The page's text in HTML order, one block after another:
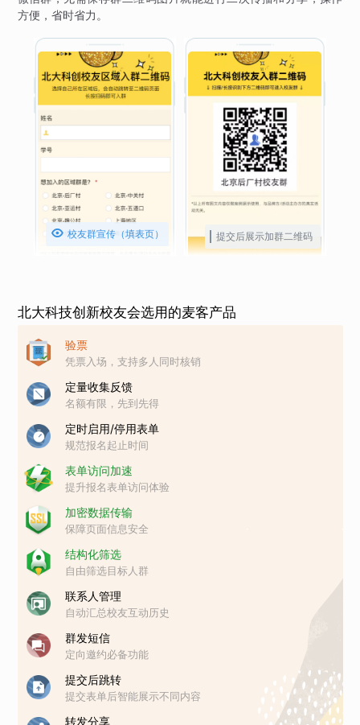
方便，省时省力。
 校友群宣传（填表页） 提交后展示加群二维码
北大科技创新校友会选用的麦客产品
验票
凭票入场，支持多人同时核销
定量收集反馈
名额有限，先到先得
定时启用/停用表单
规范报名起止时间
表单访问加速
提升报名表单访问体验
加密数据传输
保障页面信息安全
结构化筛选
自由筛选目标人群
联系人管理
自动汇总校友互动历史
群发短信
定向邀约必备功能
提交后跳转
提交表单后智能展示不同内容
转发分享